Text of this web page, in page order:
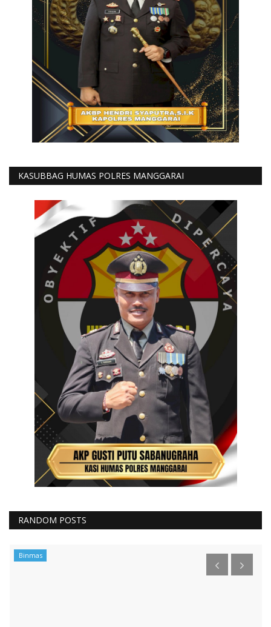
KASUBBAG HUMAS POLRES MANGGARAI
RANDOM POSTS
Binmas